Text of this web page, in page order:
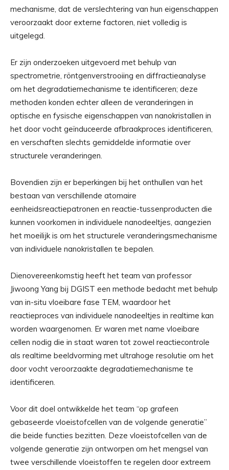
mechanisme, dat de verslechtering van hun eigenschappen
veroorzaakt door externe factoren, niet volledig is
uitgelegd.
Er zijn onderzoeken uitgevoerd met behulp van
spectrometrie, röntgenverstrooiing en diffractieanalyse
om het degradatiemechanisme te identificeren; deze
methoden konden echter alleen de veranderingen in
optische en fysische eigenschappen van nanokristallen in
het door vocht geïnduceerde afbraakproces identificeren,
en verschaften slechts gemiddelde informatie over
structurele veranderingen.
Bovendien zijn er beperkingen bij het onthullen van het
bestaan ​​van verschillende atomaire
eenheidsreactiepatronen en reactie-tussenproducten die
kunnen voorkomen in individuele nanodeeltjes, aangezien
het moeilijk is om het structurele veranderingsmechanisme
van individuele nanokristallen te bepalen.
Dienovereenkomstig heeft het team van professor
Jiwoong Yang bij DGIST een methode bedacht met behulp
van in-situ vloeibare fase TEM, waardoor het
reactieproces van individuele nanodeeltjes in realtime kan
worden waargenomen. Er waren met name vloeibare
cellen nodig die in staat waren tot zowel reactiecontrole
als realtime beeldvorming met ultrahoge resolutie om het
door vocht veroorzaakte degradatiemechanisme te
identificeren.
Voor dit doel ontwikkelde het team “op grafeen
gebaseerde vloeistofcellen van de volgende generatie”
die beide functies bezitten. Deze vloeistofcellen van de
volgende generatie zijn ontworpen om het mengsel van
twee verschillende vloeistoffen te regelen door extreem